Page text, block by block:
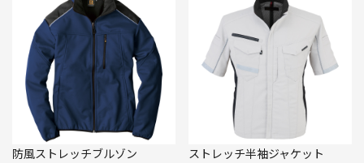
防風ストレッチブルゾン ストレッチ半袖ジャケット